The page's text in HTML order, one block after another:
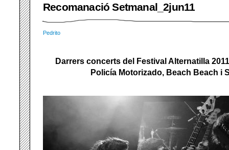
Recomanació Setmanal_2jun11
Pedrito
Darrers concerts del Festival Alternatilla
Policía Motorizado, Beach Beach i